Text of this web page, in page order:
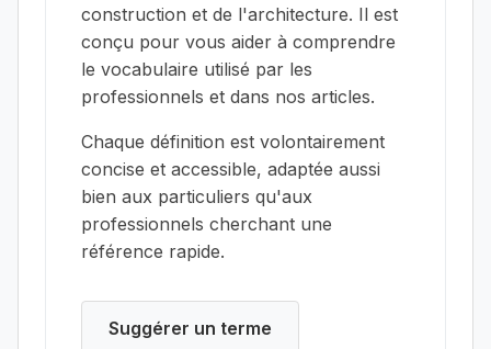
construction et de l'architecture. Il est
conçu pour vous aider à comprendre
le vocabulaire utilisé par les
professionnels et dans nos articles.
Chaque définition est volontairement
concise et accessible, adaptée aussi
bien aux particuliers qu'aux
professionnels cherchant une
référence rapide.
Suggérer un terme